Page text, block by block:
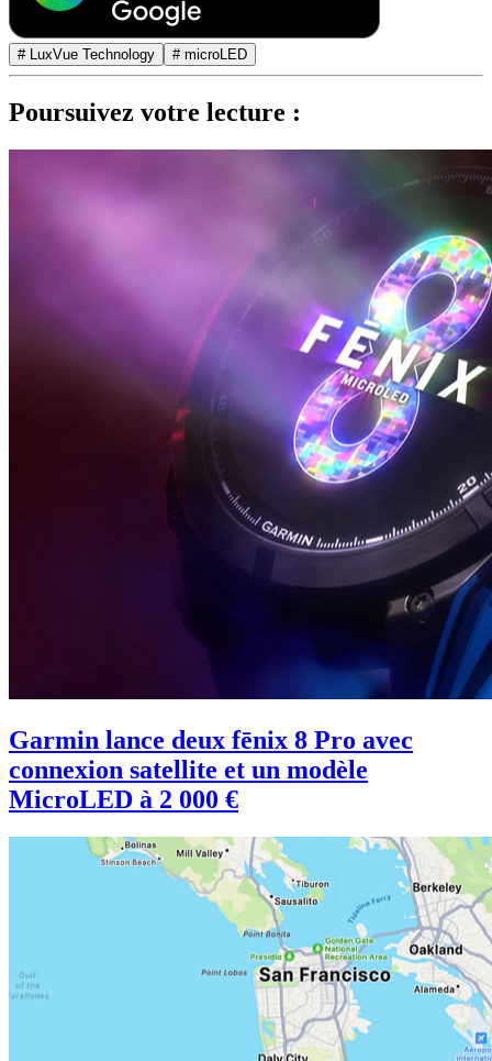
# LuxVue Technology # microLED
Poursuivez votre lecture :
Garmin lance deux fēnix 8 Pro avec
connexion satellite et un modèle
MicroLED à 2 000 €